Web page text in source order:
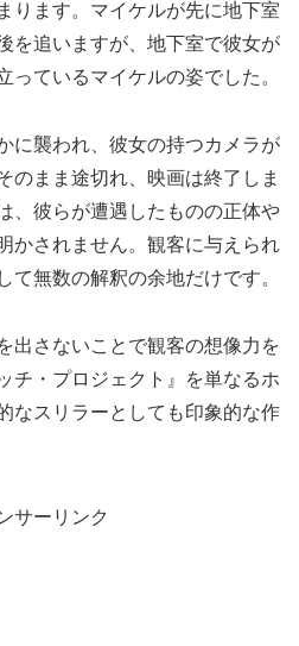
ります。マイケルが先に地下室
を追いますが、地下室で彼女が
っているマイケルの姿でした。
に襲われ、彼女の持つカメラが
のまま途切れ、映画は終了しま
、彼らが遭遇したものの正体や
かされません。観客に与えられ
て無数の解釈の余地だけです。
出さないことで観客の想像力を
チ・プロジェクト』を単なるホ
なスリラーとしても印象的な作
サーリンク